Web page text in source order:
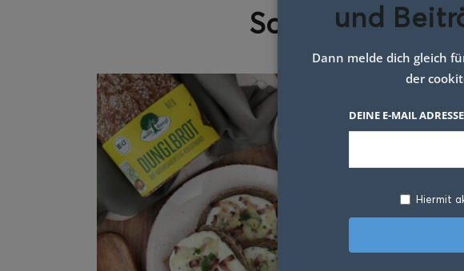
Schlagwort:
und
Dann melde dich gleich
der
DEINE E-MAIL ADRESSE
Hiermit